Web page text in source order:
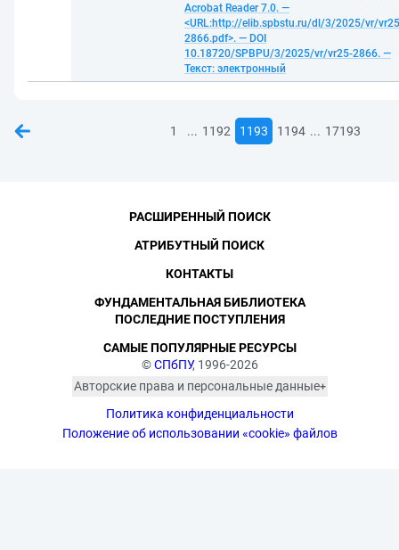
Acrobat Reader 7.0. —
<URL:http://elib.spbstu.ru/dl/3/2025/vr/
2866.pdf>. — DOI
10.18720/SPBPU/3/2025/vr/vr25-2866. —
Текст: электронный
1 ... 1192 1193 1194 ... 17193
©СПбПУ, 1996-2026
Авторские права и персональные данные
изображённых лиц в соответствии
с требованиями законодательства
Политика конфиденциальности
Положение об использовании «cookie» файлов
РАСШИРЕННЫЙ ПОИСК
АТРИБУТНЫЙ ПОИСК
КОНТАКТЫ
ФУНДАМЕНТАЛЬНАЯ БИБЛИОТЕКА
ПОСЛЕДНИЕ ПОСТУПЛЕНИЯ
САМЫЕ ПОПУЛЯРНЫЕ РЕСУРСЫ